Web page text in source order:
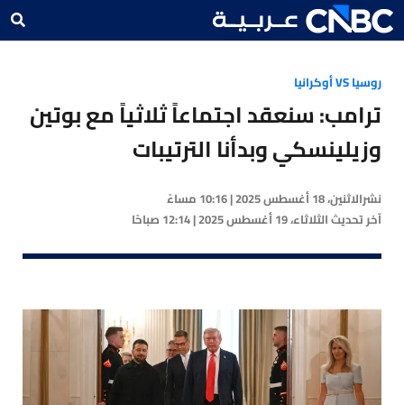
روسيا VS أوكرانيا
ترامب: سنعقد اجتماعاً ثلاثياً مع بوتين
وزيلينسكي وبدأنا الترتيبات
نشرالاثنين، 18 أغسطس 2025 | 10:16 مساءً
آخر تحديثالثلاثاء، 19 أغسطس 2025 | 12:14 صباحًا